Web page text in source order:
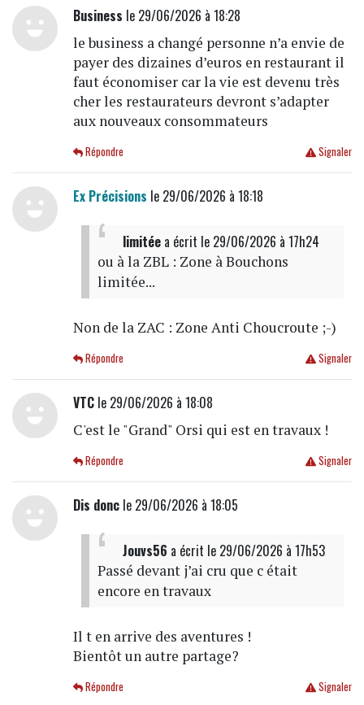
Business le 29/06/2026 à 18:28
le business a changé personne n’a envie de
payer des dizaines d’euros en restaurant il
faut économiser car la vie est devenu très
cher les restaurateurs devront s’adapter
aux nouveaux consommateurs
Signaler
Répondre
Ex Précisions le 29/06/2026 à 18:18
limitéea écrit le 29/06/2026 à 17h24
ou à la ZBL : Zone à Bouchons
limitée...
Non de la ZAC : Zone Anti Choucroute ;-)
Signaler
Répondre
VTCle 29/06/2026 à 18:08
C'est le "Grand" Orsi qui est en travaux !
Signaler
Répondre
Dis doncle 29/06/2026 à 18:05
Jouvs56 a écrit le 29/06/2026 à 17h53
Passé devant j’ai cru que c était
encore en travaux
Il t en arrive des aventures !
Bientôt un autre partage?
Signaler
Répondre